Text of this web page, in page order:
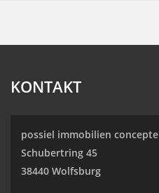
KONTAKT
possiel immobilien concepte
Schubertring 45
38440 Wolfsburg